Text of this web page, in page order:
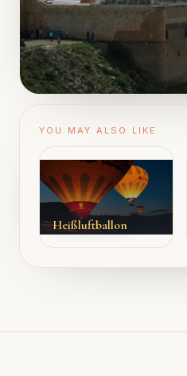
YOU MAY ALSO LIKE
Heißluftballon